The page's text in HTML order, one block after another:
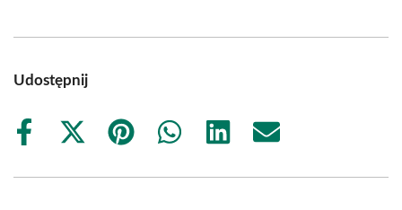
Udostępnij
Share
Share
(Twitter)
Share
Share
Share
Share